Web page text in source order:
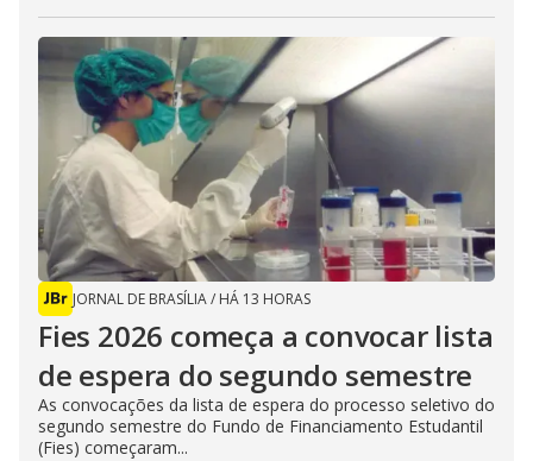
JORNAL DE BRASÍLIA/ HÁ 13 HORAS
Fies 2026 começa a convocar lista
de espera do segundo semestre
As convocações da lista de espera do processo seletivo do
segundo semestre do Fundo de Financiamento Estudantil
(Fies) começaram...